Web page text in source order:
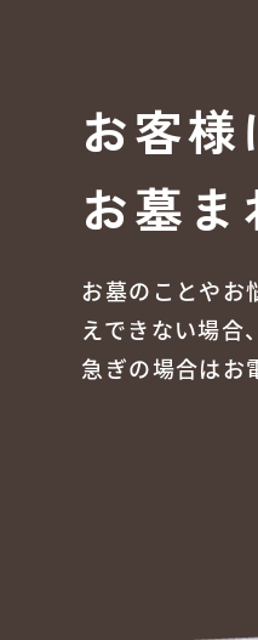
お客様
お墓
お墓のことやお
えできない場合
急ぎの場合はお